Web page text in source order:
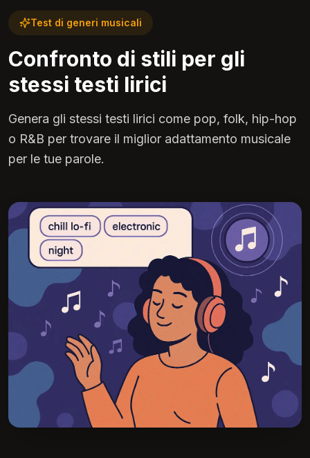
Test di generi musicali
Confronto di stili per gli
stessi testi lirici
Genera gli stessi testi lirici come pop, folk, hip-hop
o R&B per trovare il miglior adattamento musicale
per le tue parole.